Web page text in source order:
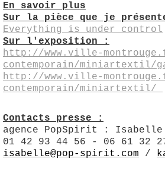
En savoir plus
Sur la pièce que je
Everything is under control
Sur l'exposition :
http://www.ville-
contemporain/miniartextil/
http://www.ville-
contemporain/miniartextil/
Contacts presse :
agence PopSpirit :
01 42 93 44 56 - 06 61 32
isabelle@pop-spirit.com /